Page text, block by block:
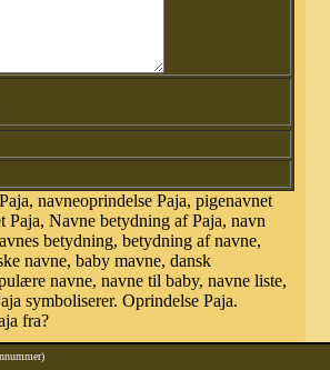
navneoprindelse Paja, pigenavnet
Paja, Navne betydning af Paja, navn
betydning, betydning af navne,
navne, baby mavne, dansk
navne, navne til baby, navne liste,
symboliserer. Oprindelse Paja.
fra?